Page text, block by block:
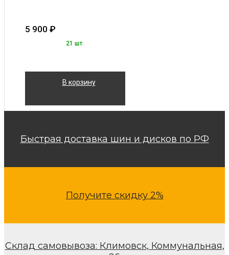
5 900 ₽
21 шт.
В корзину
Быстрая доставка шин и дисков по РФ
Получите скидку 2%
Склад самовывоза: Климовск, Коммунальная,